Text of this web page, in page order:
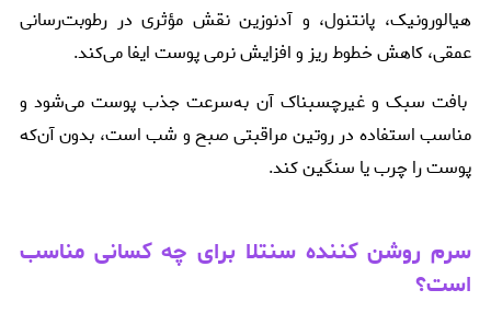
هیالورونیک، پانتنول، و آدنوزین نقش مؤثری در رطوبت‌رسانی
عمقی، کاهش خطوط ریز و افزایش نرمی پوست ایفا می‌کند.
بافت سبک و غیرچسبناک آن به‌سرعت جذب پوست می‌شود و
مناسب استفاده در روتین مراقبتی صبح و شب است، بدون آن‌که
پوست را چرب یا سنگین کند.
سرم روشن کننده سنتلا برای چه کسانی مناسب
است؟